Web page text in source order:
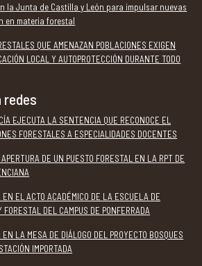
la Junta de Castilla y León para impulsar nuevas
en materia forestal
QUE AMENAZAN POBLACIONES EXIGEN
LOCAL Y AUTOPROTECCIÓN DURANTE TODO
redes
EJECUTA LA SENTENCIA QUE RECONOCE EL
FORESTALES A ESPECIALIDADES DOCENTES
DE UN PUESTO FORESTAL EN LA RPT DE
EN EL ACTO ACADÉMICO DE LA ESCUELA DE
DEL CAMPUS DE PONFERRADA
LA MESA DE DIÁLOGO DEL PROYECTO BOSQUES
IMPORTADA